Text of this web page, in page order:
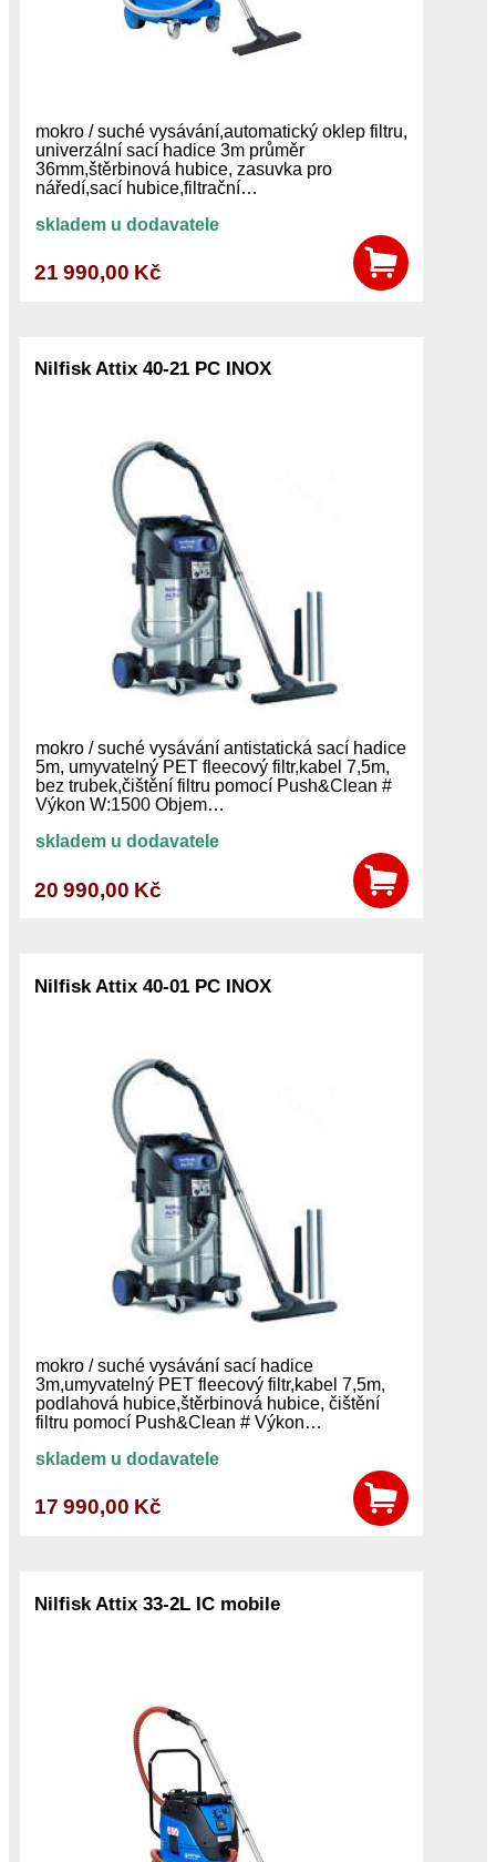
mokro / suché vysávání,automatický oklep filtru,
univerzální sací hadice 3m průměr
36mm,štěrbinová hubice, zasuvka pro
náředí,sací hubice,filtrační…
skladem u dodavatele
21 990,00 Kč
Nilfisk Attix 40-21 PC INOX
mokro / suché vysávání antistatická sací hadice
5m, umyvatelný PET fleecový filtr,kabel 7,5m,
bez trubek,čištění filtru pomocí Push&Clean #
Výkon W:1500 Objem…
skladem u dodavatele
20 990,00 Kč
Nilfisk Attix 40-01 PC INOX
mokro / suché vysávání sací hadice
3m,umyvatelný PET fleecový filtr,kabel 7,5m,
podlahová hubice,štěrbinová hubice, čištění
filtru pomocí Push&Clean # Výkon…
skladem u dodavatele
17 990,00 Kč
Nilfisk Attix 33-2L IC mobile